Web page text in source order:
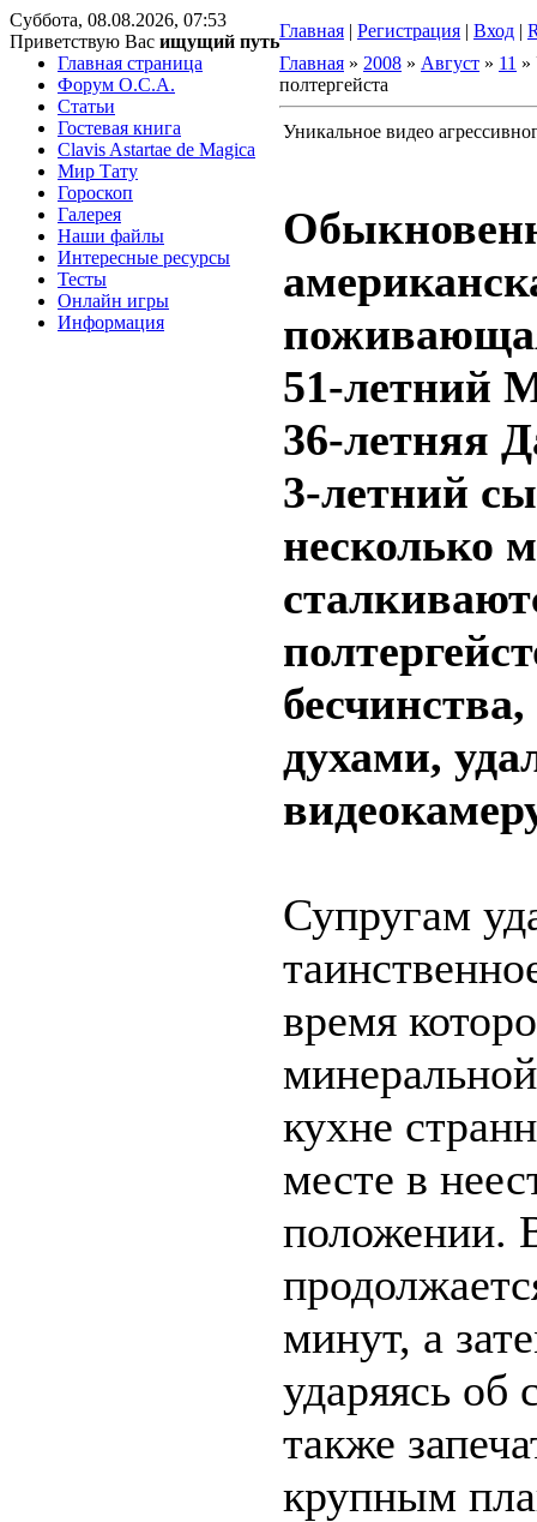
Суббота, 08.08.2026, 07:53
Приветствую Вас ищущий путь
Главная | Регистрация | Вход |
Главная страница
Форум O.C.A.
Статьи
Гостевая книга
Clavis Astartae de Magica
Мир Тату
Гороскоп
Галерея
Наши файлы
Интересные ресурсы
Тесты
Онлайн игры
Информация
Главная » 2008 » Август » 11 »
полтергейста
Уникальное видео
51-летний
36-летняя
3-летний
несколько
духами,
Супругам
время
кухне
месте в
положении.
минут, а
ударяясь об
также
крупным